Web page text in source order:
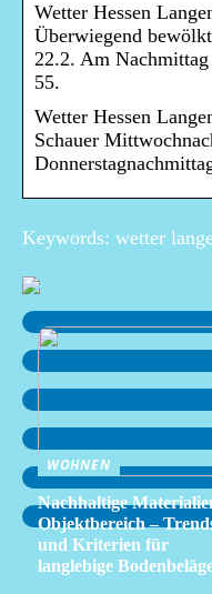
Wetter Hessen
Überwiegend
22.2. Am Nachmittag
55.
Wetter Hessen
Schauer
Keywords: wetter
WOHNEN
Nachhaltige
Objektbereich –
und Kriterien für
langlebige